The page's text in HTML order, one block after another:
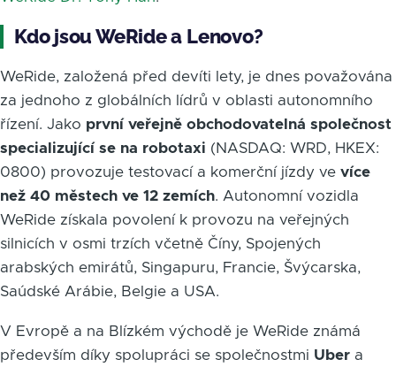
Kdo jsou WeRide a Lenovo?
WeRide, založená před devíti lety, je dnes považována
za jednoho z globálních lídrů v oblasti autonomního
řízení. Jako první veřejně obchodovatelná společnost
specializující se na robotaxi (NASDAQ: WRD, HKEX:
0800) provozuje testovací a komerční jízdy ve více
než 40 městech ve 12 zemích. Autonomní vozidla
WeRide získala povolení k provozu na veřejných
silnicích v osmi trzích včetně Číny, Spojených
arabských emirátů, Singapuru, Francie, Švýcarska,
Saúdské Arábie, Belgie a USA.
V Evropě a na Blízkém východě je WeRide známá
především díky spolupráci se společnostmi Uber a